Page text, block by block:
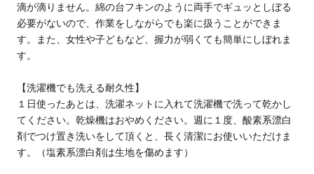
滴が滴りません。綿の台フキンのように両手でギュッとしぼる
必要がないので、作業をしながらでも楽に扱うことができま
す。また、女性や子どもなど、握力が弱くても簡単にしぼれま
す。
【洗濯機でも洗える耐久性】
１日使ったあとは、洗濯ネットに入れて洗濯機で洗って乾かし
てください。乾燥機はおやめください。週に１度、酸素系漂白
剤でつけ置き洗いをして頂くと、長く清潔にお使いいただけま
す。（塩素系漂白剤は生地を傷めます）